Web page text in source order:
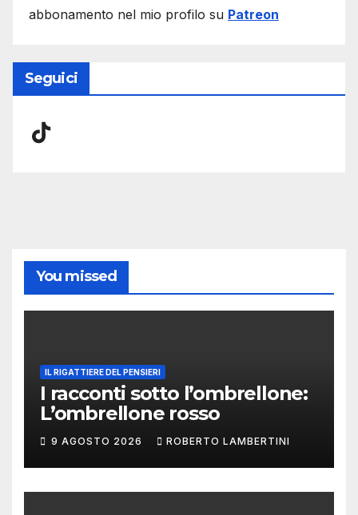
abbonamento nel mio profilo su Patreon
Seguici
TikTok
You missed
IL RIGATTIERE DEL PENSIERI
I racconti sotto l’ombrellone:
L’ombrellone rosso
9 AGOSTO 2026 ROBERTO LAMBERTINI